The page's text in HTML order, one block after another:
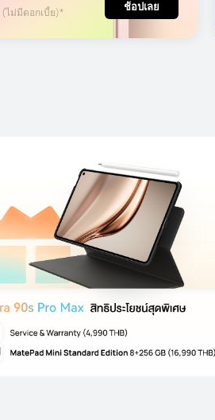
(ไม่มีดอกเบี้ย)* ช้อปเลย